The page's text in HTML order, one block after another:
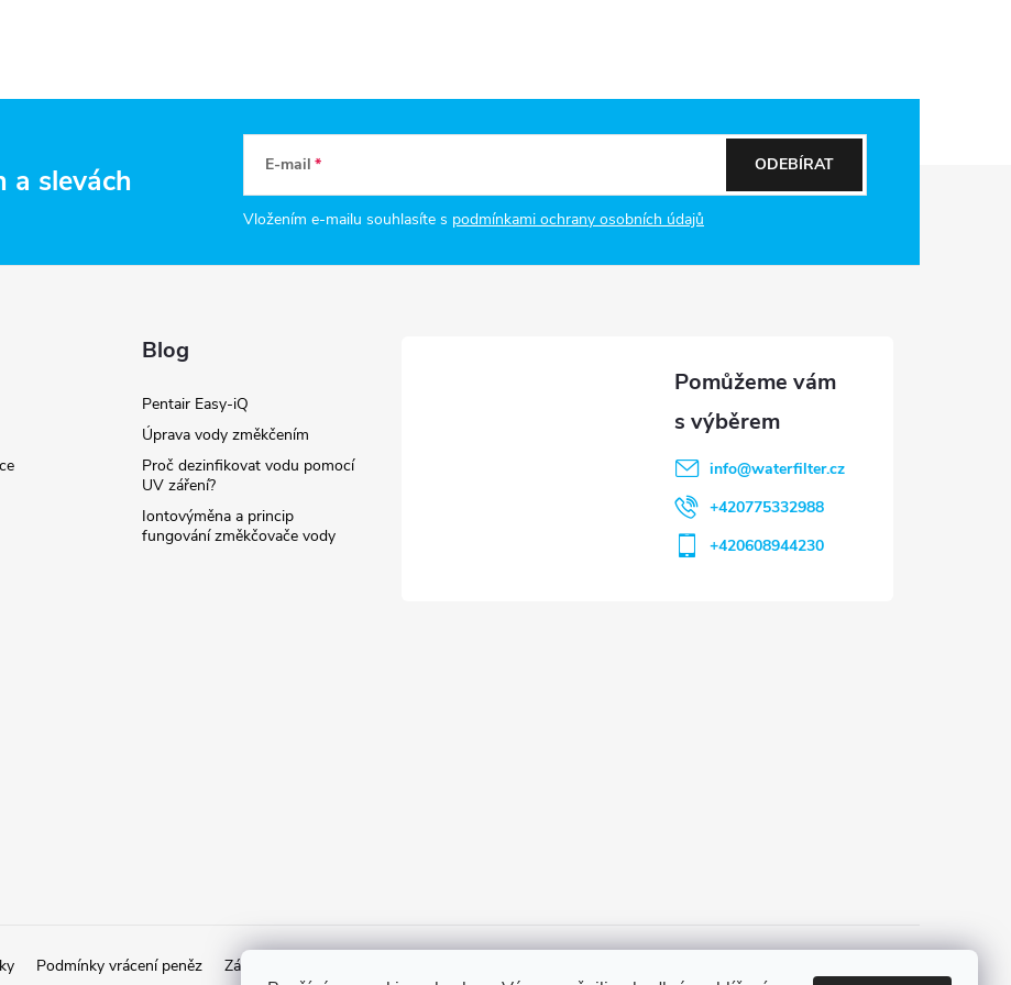
v
p
a slevách E-mail
Vložením e-mailu souhlasíte s podmínkami ochrany osobních údajů
ODEBÍRAT
Blog
Pentair Easy-iQ
Úprava vody změkčením
Proč dezinfikovat vodu pomocí
UV záření?
Iontovýměna a princip
fungování změkčovače vody
info@waterfilter.cz
+420775332988
+420608944230
Podmínky vrácení peněz Zásady ochrany osobních údajů